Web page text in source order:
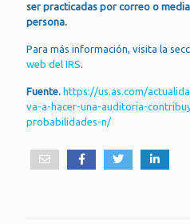
ser practicadas por correo o
persona.
Para más información, visita la
web del IRS.
Fuente. https://us.as.com/
va-a-hacer-una-auditoria-
probabilidades-n/